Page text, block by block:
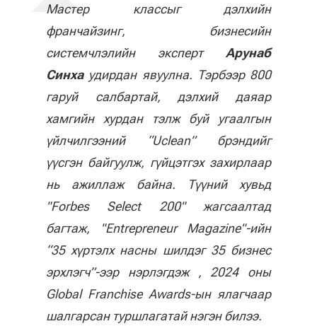
Мастер классыг дэлхийн
франчайзинг, бизнесийн
системчлэлийн эксперт Арунаб
Синхаудирдан явуулна. Тэрбээр 800
гаруй салбартай, дэлхий даяар
хамгийн хурдан тэлж буй угаалгын
үйлчилгээний “Uclean” брэндийг
үүсгэн байгуулж, гүйцэтгэх захирлаар
нь ажиллаж байна. Түүний хувьд
"Forbes Select 200" жагсаалтад
багтаж, "Entrepreneur Magazine"-ийн
“35 хүртэлх насны шилдэг 35 бизнес
эрхлэгч”-ээр нэрлэгдэж , 2024 оны
Global Franchise Awards-ын ялагчаар
шалгарсан туршлагатай нэгэн билээ.